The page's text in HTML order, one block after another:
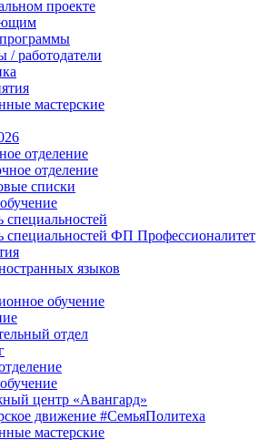
проекте
/ работодатели
мастерские
отделение
отделение
списки
специальностей
специальностей ФП Профессионалитет
языков
обучение
отдел
центр «Авангард»
движение #СемьяПолитеха
мастерские